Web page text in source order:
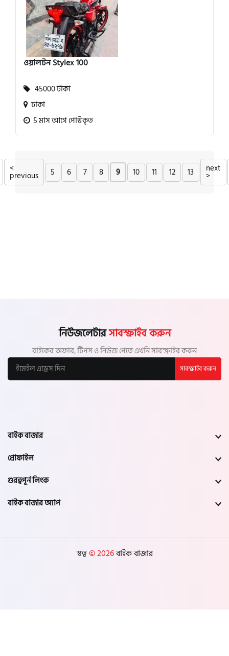
ওয়ালটন Stylex 100
45000 টাকা
ঢাকা
5 মাস আগে পোস্টকৃত
<
previous 5 6 7 8 9 10 11 12 13 next
>
নিউজলেটারসাবস্ক্রাইব করুন
বাইকের অফার, টিপস ও নিউজ পেতে এখনি সাবস্ক্রাইব করুন
সাবস্ক্রাইব করুন
বাইক বাজার
প্রোফাইল
গুরত্বপূর্ন লিংক
বাইক বাজার অ্যাপ
স্বত্ব© 2026বাইক বাজার